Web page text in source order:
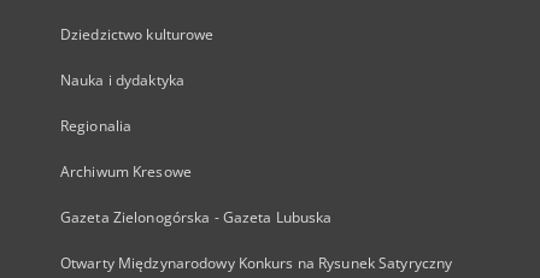
Dziedzictwo kulturowe
Nauka i dydaktyka
Regionalia
Archiwum Kresowe
Gazeta Zielonogórska - Gazeta Lubuska
Otwarty Międzynarodowy Konkurs na Rysunek Satyryczny